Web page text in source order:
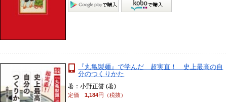
『丸亀製麺』で学んだ 超実直！ 史上最高の自
分のつくりかた
著：小野正誉 (著)
定価1,184円（税抜）